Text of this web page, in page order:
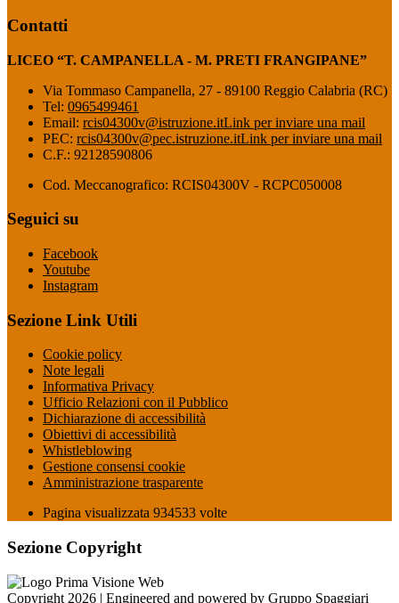
Contatti
LICEO “T. CAMPANELLA - M. PRETI FRANGIPANE”
Via Tommaso Campanella, 27 - 89100 Reggio Calabria (RC)
Tel: 0965499461
Email: rcis04300v@istruzione.itLink per inviare una mail
PEC: rcis04300v@pec.istruzione.itLink per inviare una mail
C.F.: 92128590806
Cod. Meccanografico: RCIS04300V - RCPC050008
Seguici su
Facebook
Youtube
Instagram
Sezione Link Utili
Cookie policy
Note legali
Informativa Privacy
Ufficio Relazioni con il Pubblico
Dichiarazione di accessibilità
Obiettivi di accessibilità
Whistleblowing
Gestione consensi cookie
Amministrazione trasparente
Pagina visualizzata 934533 volte
Sezione Copyright
Copyright 2026 | Engineered and powered by Gruppo Spaggiari